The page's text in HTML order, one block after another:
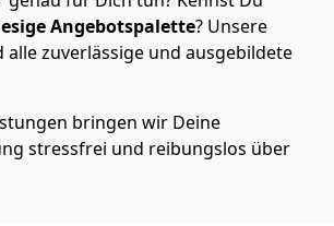
Angebotspalette? Unsere
zuverlässige und ausgebildete
bringen wir Deine
stressfrei und reibungslos über